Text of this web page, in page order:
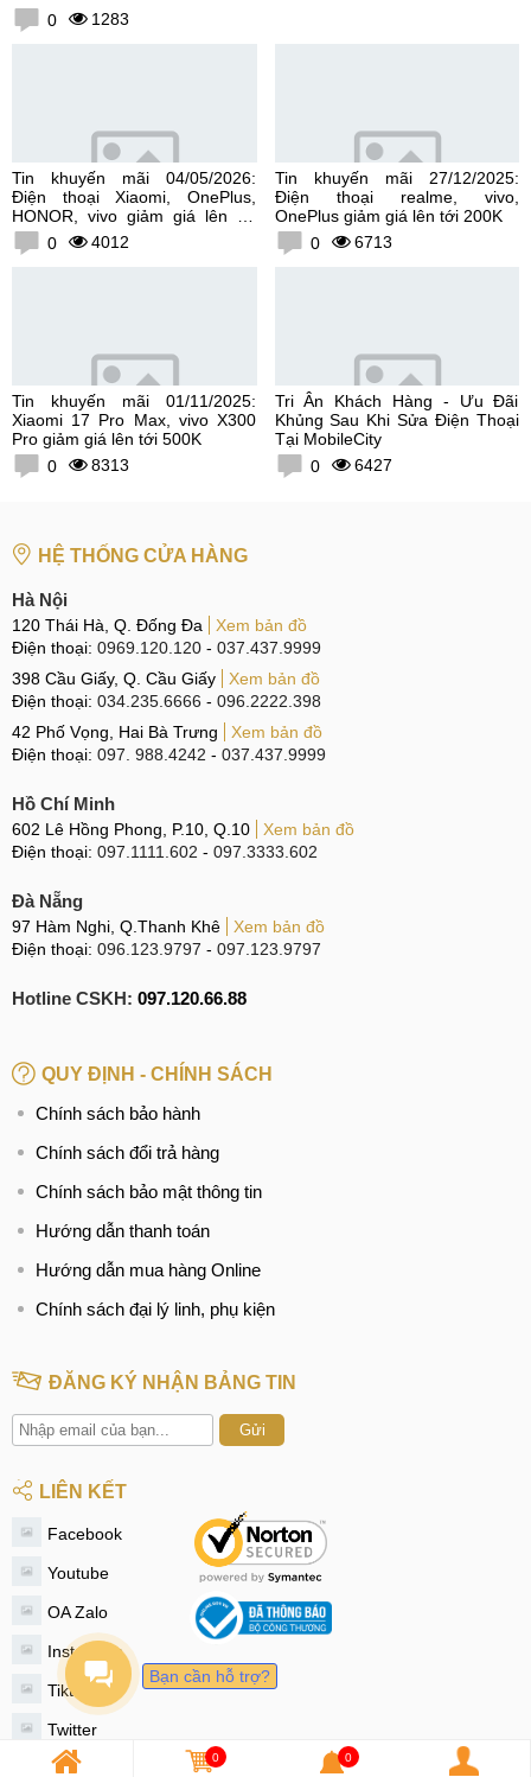
0 1283
Tin khuyến mãi 04/05/2026:
Điện thoại Xiaomi, OnePlus,
HONOR, vivo giảm giá lên tới
300K0 4012
Tin khuyến mãi 27/12/2025:
Điện thoại realme, vivo,
OnePlus giảm giá lên tới 200K
0
6713
Tin khuyến mãi 01/11/2025:
Xiaomi 17 Pro Max, vivo X300
Pro giảm giá lên tới 500K
0
8313
Tri Ân Khách Hàng - Ưu Đãi
Khủng Sau Khi Sửa Điện Thoại
Tại MobileCity
0
6427
HỆ THỐNG CỬA HÀNG
Hà Nội
120 Thái Hà, Q. Đống Đa
Xem bản đồ
Điện thoại: 0969.120.120 - 037.437.9999
398 Cầu Giấy, Q. Cầu Giấy
Xem bản đồ
Điện thoại: 034.235.6666 - 096.2222.398
42 Phố Vọng, Hai Bà Trưng
Xem bản đồ
Điện thoại: 097. 988.4242 - 037.437.9999
Hồ Chí Minh
602 Lê Hồng Phong, P.10, Q.10
Xem bản đồ
Điện thoại: 097.1111.602 - 097.3333.602
Đà Nẵng
97 Hàm Nghi, Q.Thanh Khê
Xem bản đồ
Điện thoại: 096.123.9797 - 097.123.9797
Hotline CSKH: 097.120.66.88
QUY ĐỊNH - CHÍNH SÁCH
Chính sách bảo hành
Chính sách đổi trả hàng
Chính sách bảo mật thông tin
Hướng dẫn thanh toán
Hướng dẫn mua hàng Online
Chính sách đại lý linh, phụ kiện
ĐĂNG KÝ NHẬN BẢNG TIN
Gửi
LIÊN KẾT
Facebook
Youtube
OA Zalo
Instagram
Tiktok
Twitter
0 0
Bạn cần hỗ trợ?